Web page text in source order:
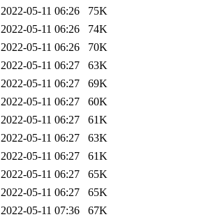
2022-05-11 06:26
75K
2022-05-11 06:26
74K
2022-05-11 06:26
70K
2022-05-11 06:27
63K
2022-05-11 06:27
69K
2022-05-11 06:27
60K
2022-05-11 06:27
61K
2022-05-11 06:27
63K
2022-05-11 06:27
61K
2022-05-11 06:27
65K
2022-05-11 06:27
65K
2022-05-11 07:36
67K